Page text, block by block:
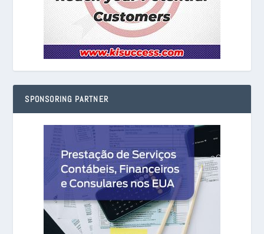
SPONSORING PARTNER